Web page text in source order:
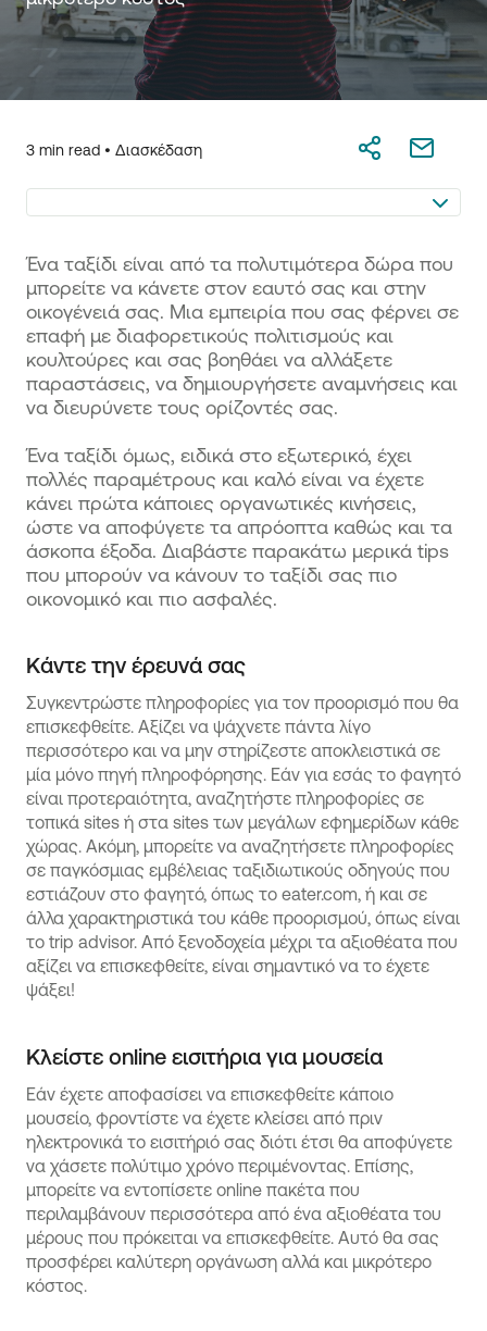
3 min read • Διασκέδαση
Ένα ταξίδι είναι από τα πολυτιμότερα δώρα που
μπορείτε να κάνετε στον εαυτό σας και στην
οικογένειά σας. Μια εμπειρία που σας φέρνει σε
επαφή με διαφορετικούς πολιτισμούς και
κουλτούρες και σας βοηθάει να αλλάξετε
παραστάσεις, να δημιουργήσετε αναμνήσεις και
να διευρύνετε τους ορίζοντές σας.
Ένα ταξίδι όμως, ειδικά στο εξωτερικό, έχει
πολλές παραμέτρους και καλό είναι να έχετε
κάνει πρώτα κάποιες οργανωτικές κινήσεις,
ώστε να αποφύγετε τα απρόοπτα καθώς και τα
άσκοπα έξοδα. Διαβάστε παρακάτω μερικά tips
που μπορούν να κάνουν το ταξίδι σας πιο
οικονομικό και πιο ασφαλές.
Κάντε την έρευνά σας
Συγκεντρώστε πληροφορίες για τον προορισμό που θα
επισκεφθείτε. Αξίζει να ψάχνετε πάντα λίγο
περισσότερο και να μην στηρίζεστε αποκλειστικά σε
μία μόνο πηγή πληροφόρησης. Εάν για εσάς το φαγητό
είναι προτεραιότητα, αναζητήστε πληροφορίες σε
τοπικά sites ή στα sites των μεγάλων εφημερίδων κάθε
χώρας. Ακόμη, μπορείτε να αναζητήσετε πληροφορίες
σε παγκόσμιας εμβέλειας ταξιδιωτικούς οδηγούς που
εστιάζουν στο φαγητό, όπως το eater.com, ή και σε
άλλα χαρακτηριστικά του κάθε προορισμού, όπως είναι
το trip advisor. Από ξενοδοχεία μέχρι τα αξιοθέατα που
αξίζει να επισκεφθείτε, είναι σημαντικό να το έχετε
ψάξει!
Κλείστε online εισιτήρια για μουσεία
Εάν έχετε αποφασίσει να επισκεφθείτε κάποιο
μουσείο, φροντίστε να έχετε κλείσει από πριν
ηλεκτρονικά το εισιτήριό σας διότι έτσι θα αποφύγετε
να χάσετε πολύτιμο χρόνο περιμένοντας. Επίσης,
μπορείτε να εντοπίσετε online πακέτα που
περιλαμβάνουν περισσότερα από ένα αξιοθέατα του
μέρους που πρόκειται να επισκεφθείτε. Αυτό θα σας
προσφέρει καλύτερη οργάνωση αλλά και μικρότερο
κόστος.